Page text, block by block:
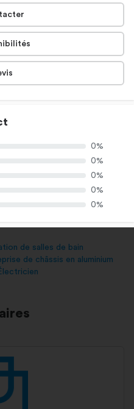
0%
0%
0%
0%
0%
de salles de bain
de châssis en aluminium